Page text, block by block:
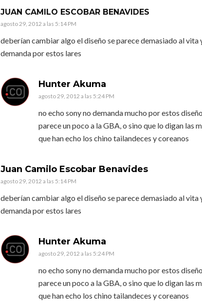
JUAN CAMILO ESCOBAR BENAVIDES
agosto 29, 2012 a las 5:14 PM
deberían cambiar algo el diseño se parece demasiado al
demanda por estos lares
Hunter Akuma
agosto 29, 2012 a las 5:24 PM
no echo sony no demanda mucho por estos
parece un poco a la GBA, o sino que lo digan las
que han echo los chino tailandeces y coreanos
Juan Camilo Escobar Benavides
agosto 29, 2012 a las 5:14 PM
deberían cambiar algo el diseño se parece demasiado al
demanda por estos lares
Hunter Akuma
agosto 29, 2012 a las 5:24 PM
no echo sony no demanda mucho por estos
parece un poco a la GBA, o sino que lo digan las
que han echo los chino tailandeces y coreanos